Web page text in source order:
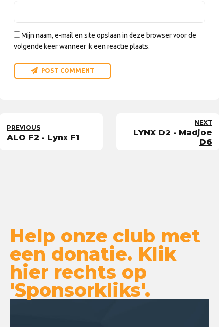
Mijn naam, e-mail en site opslaan in deze browser voor de
volgende keer wanneer ik een reactie plaats.
POST COMMENT
PREVIOUS
ALO F2 - Lynx F1
NEXT
LYNX D2 - Madjoe
D6
Help onze club met
een donatie. Klik
hier rechts op
'Sponsorkliks'.